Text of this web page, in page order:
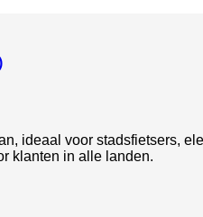
ideaal voor stadsfietsers,
klanten in alle landen.